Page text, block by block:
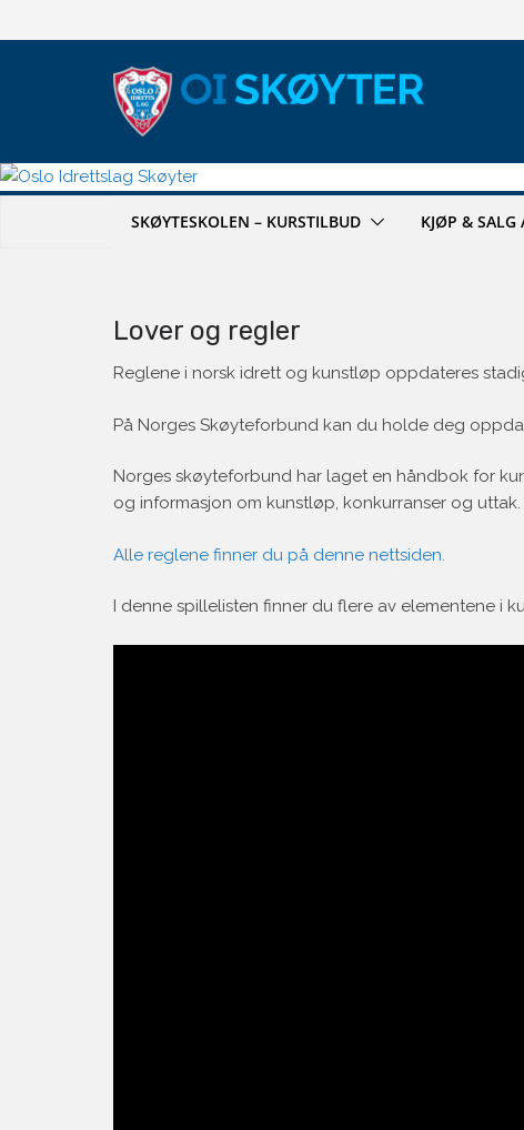
til
SKØYTESKOLEN – KURSTILBUD KJØP & SALG
Lover og regler
Reglene i norsk idrett og kunstløp oppdateres
På Norges Skøyteforbund kan du holde deg
Norges skøyteforbund har laget en håndbok for
og informasjon om kunstløp, konkurranser og uttak.
Alle reglene finner du på denne nettsiden.
I denne spillelisten finner du flere av elementene i